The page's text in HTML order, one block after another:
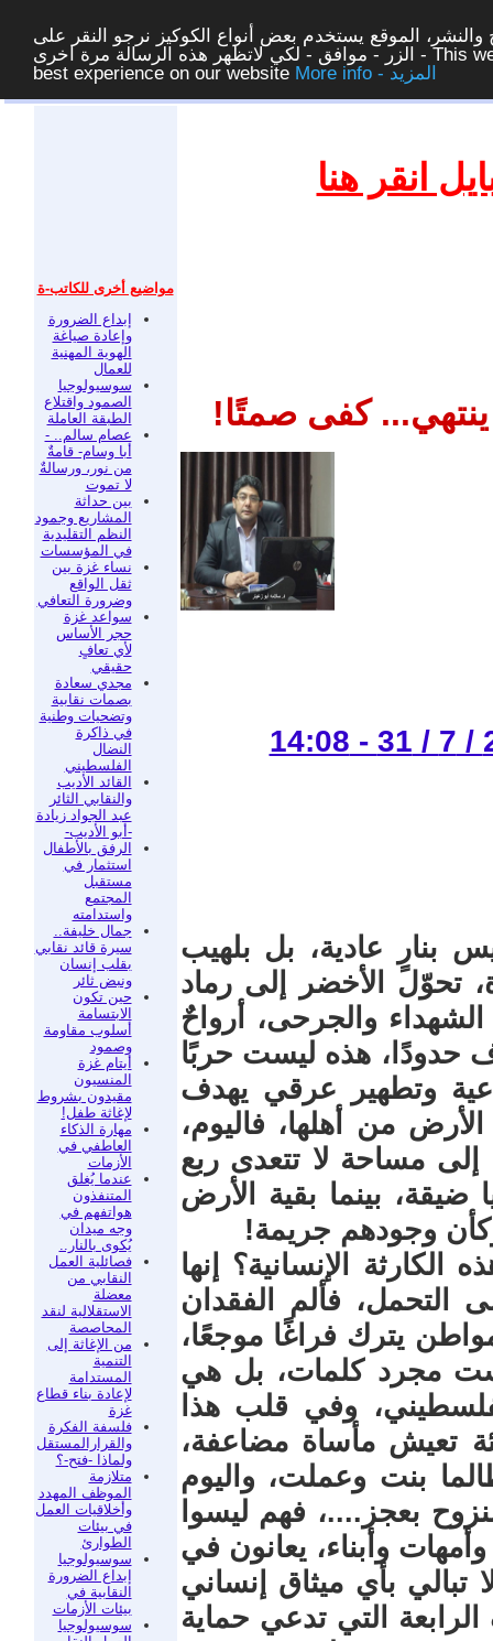
الموقع يستخدم بعض أنواع الكوكيز نرجو النقر على
الزر - موافق - لكي لاتظهر هذه الرسالة مرة اخرى - This website uses cookies to ensure you get the
best experience on our website
More info - المزيد
غلق
مواضيع أخرى للكاتب-ة
إبداع الضرورة
وإعادة صياغة
الهوية المهنية
للعمال
سوسيولوجيا
الصمود واقتلاع
الطبقة العاملة
عصام سالم.. -
أبا وسام- قامةٌ
من نور، ورسالةٌ
لا تموت
بين حداثة
المشاريع وجمود
النظم التقليدية
في المؤسسات
نساء غزة بين
ثقل الواقع
وضرورة التعافي
سواعد غزة
حجر الأساس
لأي تعافٍ
حقيقي
مجدي سعادة
بصمات نقابية
وتضحيات وطنية
في ذاكرة
النضال
الفلسطيني
القائد الأديب
والنقابي الثائر
عبد الجواد زيادة
-أبو الأديب-
الرفق بالأطفال
استثمار في
مستقبل
المجتمع
واستدامته
جمال خليفة..
سيرة قائد نقابي
بقلب إنسان
ونبض ثائر
حين تكون
الابتسامة
أسلوب مقاومة
وصمود
أيتام غزة
المنسيون
مقيدون بشروط
لإغاثة طفل!
مهارة الذكاء
العاطفي في
الأزمات
عندما يُغلق
المتنفذون
هواتفهم في
وجه ميدان
يُكوى بالنار..
فصائلية العمل
النقابي من
معضلة
الاستقلالية لنقد
المحاصصة
من الإغاثة إلى
التنمية
المستدامة
لإعادة بناء قطاع
غزة
فلسفة الفكرة
والقرارالمستقل
ولماذا -فتح-؟
متلازمة
الموظف المهدد
وأخلاقيات العمل
في بيئات
الطوارئ
سوسيولوجيا
إبداع الضرورة
النقابية في
بيئات الأزمات
سوسيولوجيا
انقر هنا
كفى صمتًا!
بنارٍ عادية، بل بلهيب
تحوّل الأخضر إلى رماد
والجرحى، أرواحٌ
حدودًا، هذه ليست حربًا
وتطهير عرقي يهدف
من أهلها، فاليوم،
مساحة لا تتعدى ربع
بينما بقية الأرض
وجودهم جريمة!
الإنسانية؟ إنها
التحمل، فألم الفقدان
يترك فراغًا موجعًا،
مجرد كلمات، بل هي
وفي قلب هذا
تعيش مأساة مضاعفة،
بنت وعملت، واليوم
بعجز....، فهم ليسوا
وأبناء، يعانون في
بأي ميثاق إنساني
التي تدعي حماية